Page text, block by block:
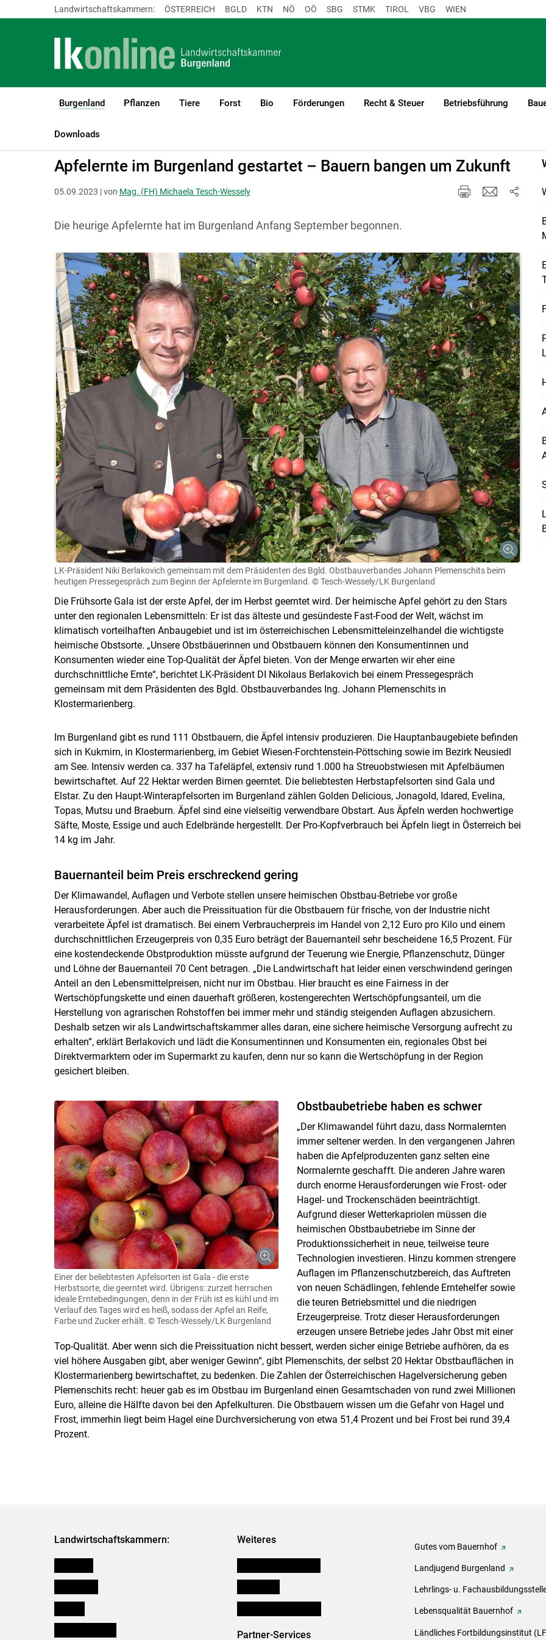
Skip to main content
Landwirtschaftskammern: ÖSTERREICH BGLD KTN NÖ OÖ SBG STMK TIROL VBG WIEN
Burgenland
(current)1
Pflanzen Tiere Forst Bio Förderungen Recht & Steuer Betriebsführung
Downloads
LK Burgenland
Apfelernte im Burgenland gestartet – Bauern bangen um Zukunft
05.09.2023 | von Mag. (FH) Michaela Tesch-Wessely
Die heurige Apfelernte hat im Burgenland Anfang September begonnen.
LK-Präsident Niki Berlakovich gemeinsam mit dem Präsidenten des Bgld. Obstbauverbandes Johann Plemenschits beim
heutigen Pressegespräch zum Beginn der Apfelernte im Burgenland. © Tesch-Wessely/LK Burgenland
Die Frühsorte Gala ist der erste Apfel, der im Herbst geerntet wird. Der heimische Apfel gehört zu den Stars
unter den regionalen Lebensmitteln: Er ist das älteste und gesündeste Fast-Food der Welt, wächst im
klimatisch vorteilhaften Anbaugebiet und ist im österreichischen Lebensmitteleinzelhandel die wichtigste
heimische Obstsorte. „Unsere Obstbäuerinnen und Obstbauern können den Konsumentinnen und
Konsumenten wieder eine Top-Qualität der Äpfel bieten. Von der Menge erwarten wir eher eine
durchschnittliche Ernte“, berichtet LK-Präsident DI Nikolaus Berlakovich bei einem Pressegespräch
gemeinsam mit dem Präsidenten des Bgld. Obstbauverbandes Ing. Johann Plemenschits in
Klostermarienberg.
Im Burgenland gibt es rund 111 Obstbauern, die Äpfel intensiv produzieren. Die Hauptanbaugebiete befinden
sich in Kukmirn, in Klostermarienberg, im Gebiet Wiesen-Forchtenstein-Pöttsching sowie im Bezirk Neusiedl
am See. Intensiv werden ca. 337 ha Tafeläpfel, extensiv rund 1.000 ha Streuobstwiesen mit Apfelbäumen
bewirtschaftet. Auf 22 Hektar werden Birnen geerntet. Die beliebtesten Herbstapfelsorten sind Gala und
Elstar. Zu den Haupt-Winterapfelsorten im Burgenland zählen Golden Delicious, Jonagold, Idared, Evelina,
Topas, Mutsu und Braeburn. Äpfel sind eine vielseitig verwendbare Obstart. Aus Äpfeln werden hochwertige
Säfte, Moste, Essige und auch Edelbrände hergestellt. Der Pro-Kopfverbrauch bei Äpfeln liegt in Österreich bei
14 kg im Jahr.
Bauernanteil beim Preis erschreckend gering
Der Klimawandel, Auflagen und Verbote stellen unsere heimischen Obstbau-Betriebe vor große
Herausforderungen. Aber auch die Preissituation für die Obstbauern für frische, von der Industrie nicht
verarbeitete Äpfel ist dramatisch. Bei einem Verbraucherpreis im Handel von 2,12 Euro pro Kilo und einem
durchschnittlichen Erzeugerpreis von 0,35 Euro beträgt der Bauernanteil sehr bescheidene 16,5 Prozent. Für
eine kostendeckende Obstproduktion müsste aufgrund der Teuerung wie Energie, Pflanzenschutz, Dünger
und Löhne der Bauernanteil 70 Cent betragen. „Die Landwirtschaft hat leider einen verschwindend geringen
Anteil an den Lebensmittelpreisen, nicht nur im Obstbau. Hier braucht es eine Fairness in der
Wertschöpfungskette und einen dauerhaft größeren, kostengerechten Wertschöpfungsanteil, um die
Herstellung von agrarischen Rohstoffen bei immer mehr und ständig steigenden Auflagen abzusichern.
Deshalb setzen wir als Landwirtschaftskammer alles daran, eine sichere heimische Versorgung aufrecht zu
erhalten“, erklärt Berlakovich und lädt die Konsumentinnen und Konsumenten ein, regionales Obst bei
Direktvermarktern oder im Supermarkt zu kaufen, denn nur so kann die Wertschöpfung in der Region
gesichert bleiben.
Einer der beliebtesten Apfelsorten ist Gala - die erste
Herbstsorte, die geerntet wird. Übrigens: zurzeit herrschen
ideale Erntebedingungen, denn in der Früh ist es kühl und im
Verlauf des Tages wird es heiß, sodass der Apfel an Reife,
Farbe und Zucker erhält. © Tesch-Wessely/LK Burgenland
Obstbaubetriebe haben es schwer
„Der Klimawandel führt dazu, dass Normalernten
immer seltener werden. In den vergangenen Jahren
haben die Apfelproduzenten ganz selten eine
Normalernte geschafft. Die anderen Jahre waren
durch enorme Herausforderungen wie Frost- oder
Hagel- und Trockenschäden beeinträchtigt.
Aufgrund dieser Wetterkapriolen müssen die
heimischen Obstbaubetriebe im Sinne der
Produktionssicherheit in neue, teilweise teure
Technologien investieren. Hinzu kommen strengere
Auflagen im Pflanzenschutzbereich, das Auftreten
von neuen Schädlingen, fehlende Erntehelfer sowie
die teuren Betriebsmittel und die niedrigen
Erzeugerpreise. Trotz dieser Herausforderungen
erzeugen unsere Betriebe jedes Jahr Obst mit einer
Top-Qualität. Aber wenn sich die Preissituation nicht bessert, werden sicher einige Betriebe aufhören, da es
viel höhere Ausgaben gibt, aber weniger Gewinn“, gibt Plemenschits, der selbst 20 Hektar Obstbauflächen in
Klostermarienberg bewirtschaftet, zu bedenken. Die Zahlen der Österreichischen Hagelversicherung geben
Plemenschits recht: heuer gab es im Obstbau im Burgenland einen Gesamtschaden von rund zwei Millionen
Euro, alleine die Hälfte davon bei den Apfelkulturen. Die Obstbauern wissen um die Gefahr von Hagel und
Frost, immerhin liegt beim Hagel eine Durchversicherung von etwa 51,4 Prozent und bei Frost bei rund 39,4
Prozent.
Landwirtschaftskammern: Weiteres
Partner-Services
Gutes vom Bauernhof
Landjugend Burgenland
Lehrlings- u.
Lebensqualität Bauernhof
Ländliches Fortbildungsinstitut